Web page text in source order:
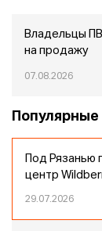
Владельцы
на продажу
07.08.2026
Популярные
Под Рязанью
центр
29.07.2026